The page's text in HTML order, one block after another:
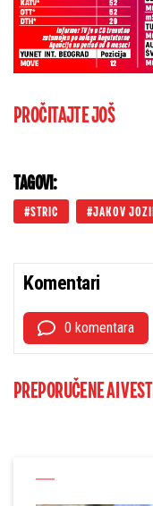
PROČITAJTE JOŠ
TAGOVI:
STRIC JAKOV
Komentari
0 komentara
PREPORUČENE AI